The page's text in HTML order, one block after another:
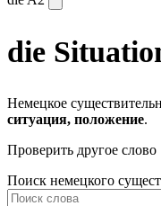
die
Немецкое
ситуация, положение.
Проверить другое слово
Поиск немецкого